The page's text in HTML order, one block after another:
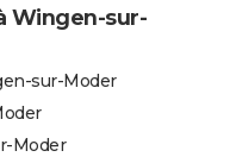
Wingen-sur-
sur-Moder
Moder